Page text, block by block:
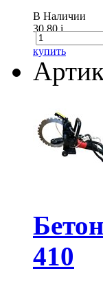
В Наличии
30.80i
купить
410